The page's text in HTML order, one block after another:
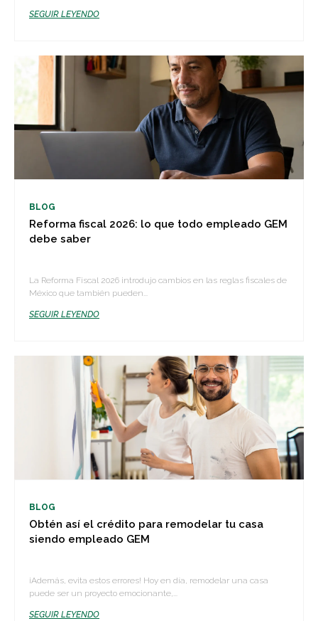
SEGUIR LEYENDO
BLOG
Reforma fiscal 2026: lo que todo empleado GEM
debe saber
La Reforma Fiscal 2026 introdujo cambios en las reglas fiscales de
México que también pueden...
SEGUIR LEYENDO
BLOG
Obtén así el crédito para remodelar tu casa
siendo empleado GEM
¡Además, evita estos errores! Hoy en día, remodelar una casa
puede ser un proyecto emocionante,...
SEGUIR LEYENDO